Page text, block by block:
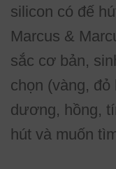
silicon có đế
Marcus &
sắc cơ bản,
chọn (vàng, đỏ
dương, hồng,
hút và muốn